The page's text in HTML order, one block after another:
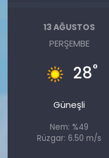
13 AĞUSTOS
PERŞEMBE
28°
Güneşli
Nem: %49
Rüzgar: 6.50 m/s